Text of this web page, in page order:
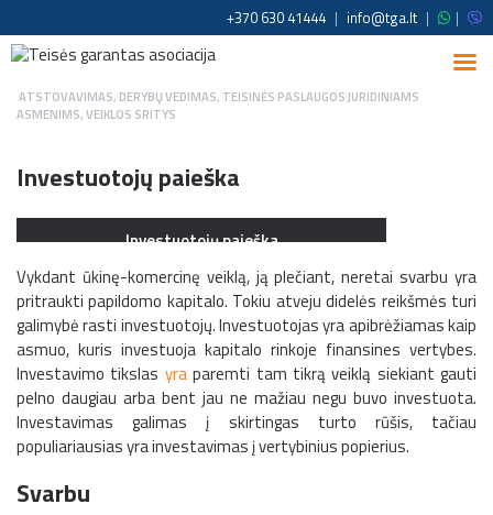
+370 630 41444 | info@tga.lt | |
ATSTOVAVIMAS, DERYBŲ VEDIMAS, TEISINĖS PASLAUGOS JURIDINIAMS
ASMENIMS,VEIKLOS SRITYS
Investuotojų paieška
Investuotojų paieška
Vykdant ūkinę-komercinę veiklą, ją plečiant, neretai svarbu yra
pritraukti papildomo kapitalo. Tokiu atveju didelės reikšmės turi
galimybė rasti investuotojų. Investuotojas yra apibrėžiamas kaip
asmuo, kuris investuoja kapitalo rinkoje finansines vertybes.
Investavimo tikslas yraparemti tam tikrą veiklą siekiant gauti
pelno daugiau arba bent jau ne mažiau negu buvo investuota.
Investavimas galimas į skirtingas turto rūšis, tačiau
populiariausias yra investavimas į vertybinius popierius.
Svarbu